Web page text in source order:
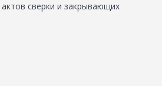
сверки и закрывающих